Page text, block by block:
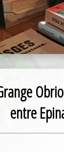
entre